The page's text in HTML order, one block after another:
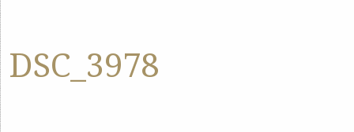
DSC_3978